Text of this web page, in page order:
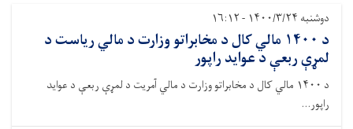
دوشنبه ۱۴۰۰/۳/۲۴ - ۱۶:۱۲
د ۱۴۰۰ مالي کال د مخابراتو وزارت د مالي ریاست د
لمړې ربعې د عواید راپور
د ۱۴۰۰ مالي کال د مخابراتو وزارت د مالي آمریت د لمړې ربعې د عواید
راپور...